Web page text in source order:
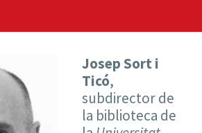
Josep Sort i
Ticó,
subdirector de
la biblioteca de